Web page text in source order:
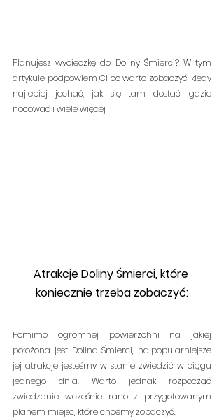
Planujesz wycieczkę do Doliny Śmierci? W tym
artykule podpowiem Ci co warto zobaczyć, kiedy
najlepiej jechać, jak się tam dostać, gdzie
nocować i wiele więcej
Atrakcje Doliny Śmierci, które
koniecznie trzeba zobaczyć:
Pomimo ogromnej powierzchni na jakiej
położona jest Dolina Śmierci, najpopularniejsze
jej atrakcje jesteśmy w stanie zwiedzić w ciągu
jednego dnia. Warto jednak rozpocząć
zwiedzanie wcześnie rano z przygotowanym
planem miejsc, które chcemy zobaczyć.